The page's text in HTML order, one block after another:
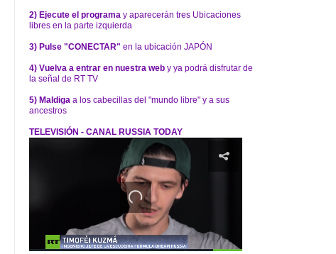
2) Ejecute el programa y aparecerán tres Ubicaciones
libres en la parte izquierda
3) Pulse "CONECTAR" en la ubicación JAPÓN
4) Vuelva a entrar en nuestra web y ya podrá disfrutar de
la señal de RT TV
5) Maldiga a los cabecillas del "mundo libre" y a sus
ancestros
TELEVISIÓN - CANAL RUSSIA TODAY